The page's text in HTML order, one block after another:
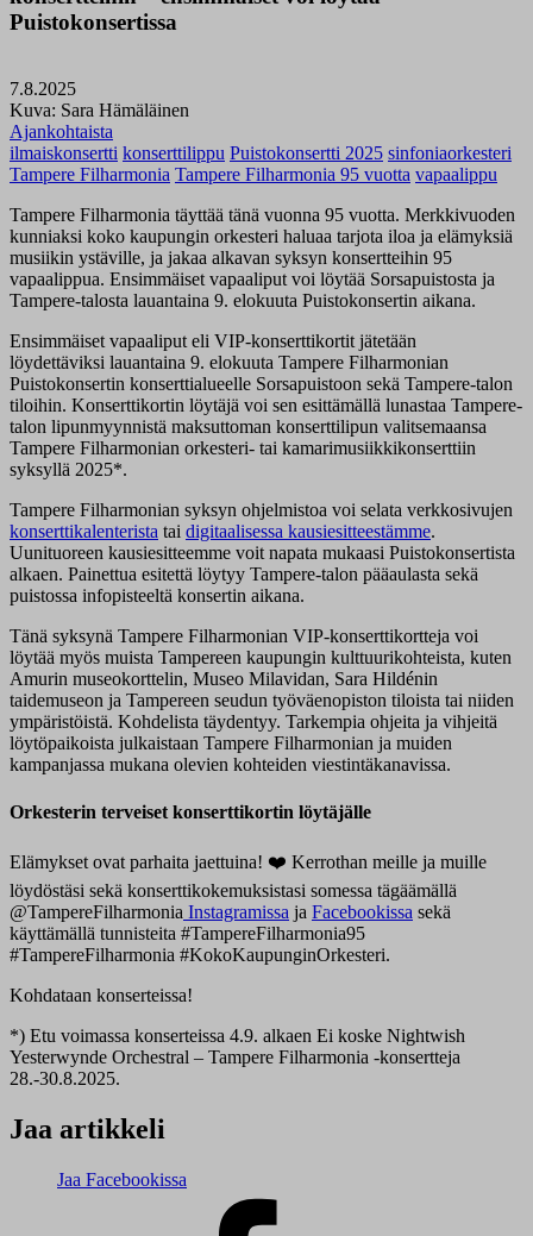
Puistokonsertissa
7.8.2025
Kuva: Sara Hämäläinen
Ajankohtaista
ilmaiskonsertti konserttilippu Puistokonsertti 2025 sinfoniaorkesteri
Tampere Filharmonia Tampere Filharmonia 95 vuotta vapaalippu
Tampere Filharmonia täyttää tänä vuonna 95 vuotta. Merkkivuoden
kunniaksi koko kaupungin orkesteri haluaa tarjota iloa ja elämyksiä
musiikin ystäville, ja jakaa alkavan syksyn konsertteihin 95
vapaalippua. Ensimmäiset vapaaliput voi löytää Sorsapuistosta ja
Tampere-talosta lauantaina 9. elokuuta Puistokonsertin aikana.
Ensimmäiset vapaaliput eli VIP-konserttikortit jätetään
löydettäviksi lauantaina 9. elokuuta Tampere Filharmonian
Puistokonsertin konserttialueelle Sorsapuistoon sekä Tampere-talon
tiloihin. Konserttikortin löytäjä voi sen esittämällä lunastaa Tampere-
talon lipunmyynnistä maksuttoman konserttilipun valitsemaansa
Tampere Filharmonian orkesteri- tai kamarimusiikkikonserttiin
syksyllä 2025*.
Tampere Filharmonian syksyn ohjelmistoa voi selata verkkosivujen
konserttikalenterista tai digitaalisessa kausiesitteestämme.
Uunituoreen kausiesitteemme voit napata mukaasi Puistokonsertista
alkaen. Painettua esitettä löytyy Tampere-talon pääaulasta sekä
puistossa infopisteeltä konsertin aikana.
Tänä syksynä Tampere Filharmonian VIP-konserttikortteja voi
löytää myös muista Tampereen kaupungin kulttuurikohteista, kuten
Amurin museokorttelin, Museo Milavidan, Sara Hildénin
taidemuseon ja Tampereen seudun työväenopiston tiloista tai niiden
ympäristöistä. Kohdelista täydentyy. Tarkempia ohjeita ja vihjeitä
löytöpaikoista julkaistaan Tampere Filharmonian ja muiden
kampanjassa mukana olevien kohteiden viestintäkanavissa.
Orkesterin terveiset konserttikortin löytäjälle
Elämykset ovat parhaita jaettuina! ❤️ Kerrothan meille ja muille
löydöstäsi sekä konserttikokemuksistasi somessa tägäämällä
@TampereFilharmonia Instagramissa ja Facebookissa sekä
käyttämällä tunnisteita #TampereFilharmonia95
#TampereFilharmonia #KokoKaupunginOrkesteri.
Kohdataan konserteissa!
*) Etu voimassa konserteissa 4.9. alkaen Ei koske Nightwish
Yesterwynde Orchestral – Tampere Filharmonia -konsertteja
28.-30.8.2025.
Jaa artikkeli
Jaa Facebookissa